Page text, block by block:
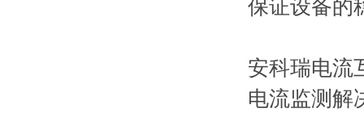
保证设备的
安科瑞电流
电流监测解